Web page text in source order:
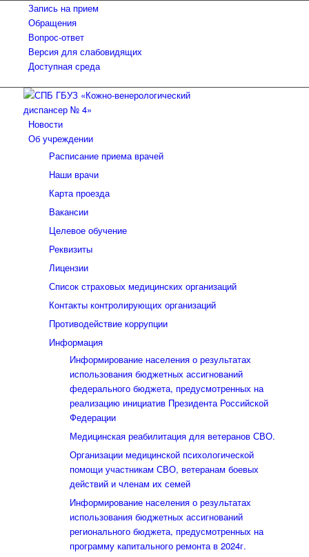
Запись на прием
Обращения
Вопрос-ответ
Версия для слабовидящих
Доступная среда
Новости
Об учреждении
Расписание приема врачей
Наши врачи
Карта проезда
Вакансии
Целевое обучение
Реквизиты
Лицензии
Список страховых медицинских организаций
Контакты контролирующих организаций
Противодействие коррупции
Информация
Информирование населения о результатах
использования бюджетных ассигнований
федерального бюджета, предусмотренных на
реализацию инициатив Президента Российской
Федерации
Медицинская реабилитация для ветеранов СВО.
Организации медицинской психологической
помощи участникам СВО, ветеранам боевых
действий и членам их семей
Информирование населения о результатах
использования бюджетных ассигнований
регионального бюджета, предусмотренных на
программу капитального ремонта в 2024г.